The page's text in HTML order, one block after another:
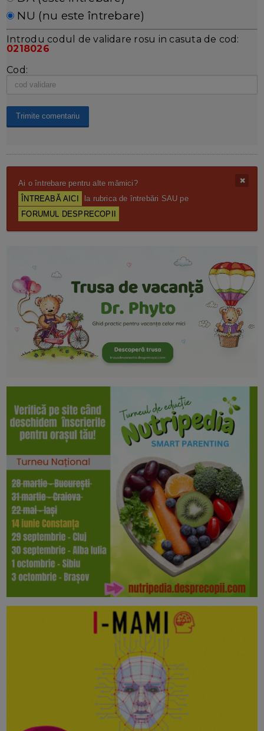
NU (nu este întrebare)
Introdu codul de validare rosu in casuta de cod:
0218026
Cod:
Ai o întrebare pentru alte mămici?
ÎNTREABĂ AICI
la rubrica de întrebări SAU pe
FORUMUL DESPRECOPII